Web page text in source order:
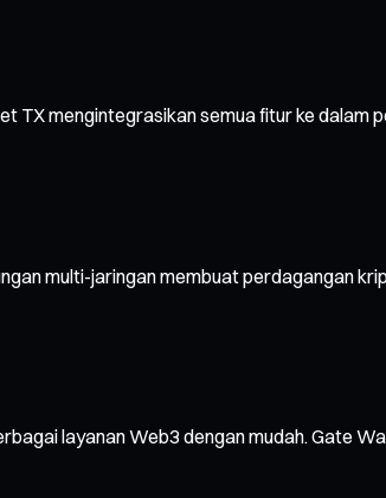
TX mengintegrasikan semua fitur ke dalam
multi-jaringan membuat perdagangan
layanan Web3 dengan mudah. Gate